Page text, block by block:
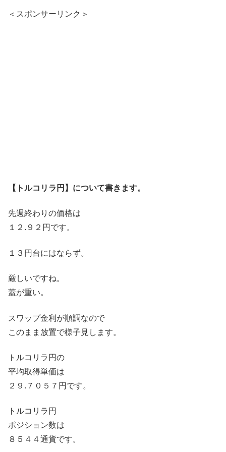
＜スポンサーリンク＞
【トルコリラ円】について書きます。
先週終わりの価格は
１２.９２円です。
１３円台にはならず。
厳しいですね。
蓋が重い。
スワップ金利が順調なので
このまま放置で様子見します。
トルコリラ円の
平均取得単価は
２９.７０５７円です。
トルコリラ円
ポジション数は
８５４４通貨です。